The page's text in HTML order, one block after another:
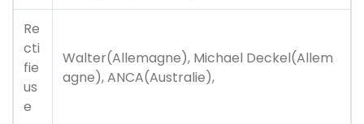
Re
cti
fie
us
e
Walter(Allemagne), Michael Deckel(Allem
agne), ANCA(Australie),